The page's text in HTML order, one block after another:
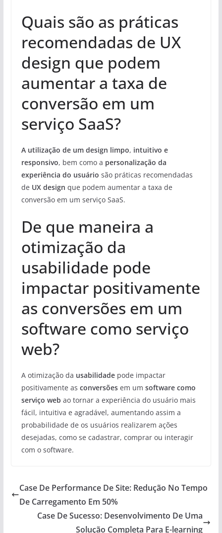
Quais são as práticas
recomendadas de UX
design que podem
aumentar a taxa de
conversão em um
serviço SaaS?
A utilização de um design limpo, intuitivo e
responsivo, bem como a personalização da
experiência do usuário são práticas recomendadas
de UX design que podem aumentar a taxa de
conversão em um serviço SaaS.
De que maneira a
otimização da
usabilidade pode
impactar positivamente
as conversões em um
software como serviço
web?
A otimização da usabilidadepode impactar
positivamente as conversõesem um software como
serviço web ao tornar a experiência do usuário mais
fácil, intuitiva e agradável, aumentando assim a
probabilidade de os usuários realizarem ações
desejadas, como se cadastrar, comprar ou interagir
com o software.
Case De Performance De Site: Redução No Tempo
De Carregamento Em 50%
Case De Sucesso: Desenvolvimento De Uma
Solução Completa Para E-learning